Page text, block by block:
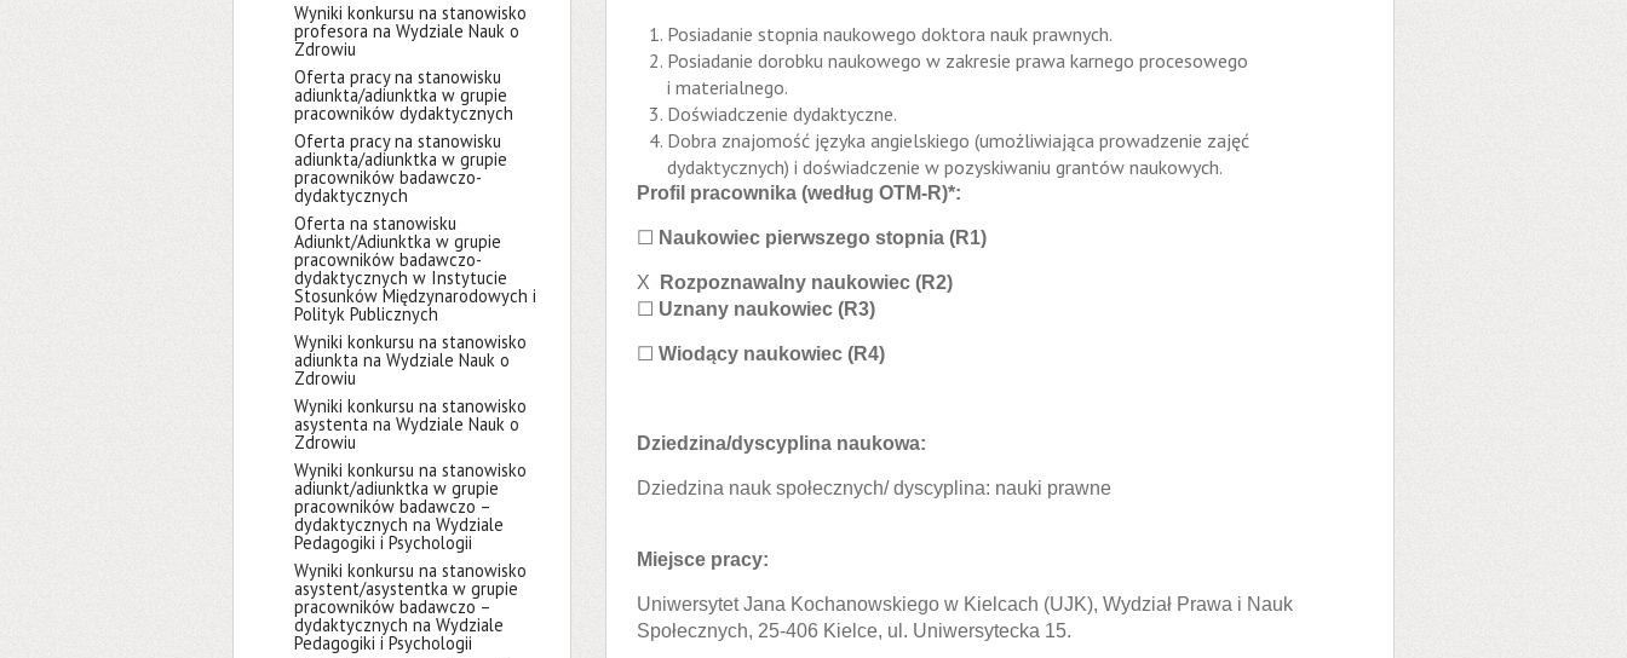
Wyniki konkursu na stanowisko
profesora na Wydziale Nauk o
Zdrowiu
Oferta pracy na stanowisku
adiunkta/adiunktka w grupie
pracowników dydaktycznych
Oferta pracy na stanowisku
adiunkta/adiunktka w grupie
pracowników badawczo-
dydaktycznych
Oferta na stanowisku
Adiunkt/Adiunktka w grupie
pracowników badawczo-
dydaktycznych w Instytucie
Stosunków Międzynarodowych i
Polityk Publicznych
Wyniki konkursu na stanowisko
adiunkta na Wydziale Nauk o
Zdrowiu
Wyniki konkursu na stanowisko
asystenta na Wydziale Nauk o
Zdrowiu
Wyniki konkursu na stanowisko
adiunkt/adiunktka w grupie
pracowników badawczo –
dydaktycznych na Wydziale
Pedagogiki i Psychologii
Wyniki konkursu na stanowisko
asystent/asystentka w grupie
pracowników badawczo –
dydaktycznych na Wydziale
Pedagogiki i Psychologii
Posiadanie stopnia naukowego doktora nauk prawnych.
Posiadanie dorobku naukowego w zakresie prawa karnego procesowego
i materialnego.
Doświadczenie dydaktyczne.
Dobra znajomość języka angielskiego (umożliwiająca prowadzenie zajęć
dydaktycznych) i doświadczenie w pozyskiwaniu grantów naukowych.
Profil pracownika (według OTM-R)*:
☐ Naukowiec pierwszego stopnia (R1)
X
Rozpoznawalny naukowiec (R2)
☐ Uznany naukowiec (R3)
☐ Wiodący naukowiec (R4)
Dziedzina/dyscyplina naukowa:
Dziedzina nauk społecznych/ dyscyplina: nauki prawne
Miejsce pracy:
Uniwersytet Jana Kochanowskiego w Kielcach (UJK), Wydział Prawa i Nauk
Społecznych, 25-406 Kielce, ul. Uniwersytecka 15.